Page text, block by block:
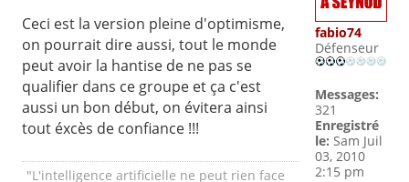
Ceci est la version pleine d'optimisme,
on pourrait dire aussi, tout le monde
peut avoir la hantise de ne pas se
qualifier dans ce groupe et ça c'est
aussi un bon début, on évitera ainsi
tout éxcès de confiance !!!
"L'intelligence artificielle ne peut rien face
fabio74
Défenseur
Messages:
321
Enregistré
le: Sam Juil
03, 2010
2:15 pm